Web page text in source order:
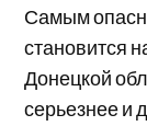
Самым
становится
Донецкой
серьезнее и